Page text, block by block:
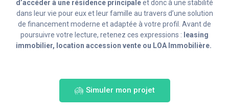
d’accéder à une résidence principaleet donc à une stabilité
dans leur vie pour eux et leur famille au travers d’une solution
de financement moderne et adaptée à votre profil. Avant de
poursuivre votre lecture, retenez ces expressions : leasing
immobilier, location accession vente ou LOA Immobilière.
Simuler mon projet